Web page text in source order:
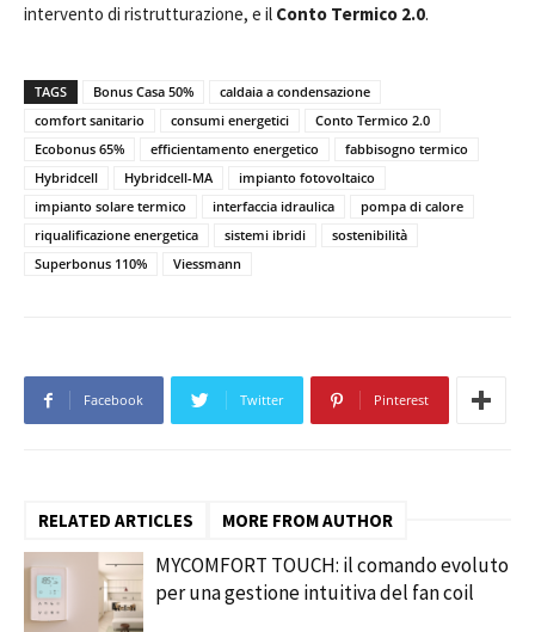
intervento di ristrutturazione, e il Conto Termico 2.0.
TAGS Bonus Casa 50%
caldaia a condensazione
comfort sanitario
consumi energetici
Conto Termico 2.0
Ecobonus 65%
efficientamento energetico
fabbisogno termico
Hybridcell
Hybridcell-MA
impianto fotovoltaico
impianto solare termico
interfaccia idraulica
pompa di calore
riqualificazione energetica
sistemi ibridi
sostenibilità
Superbonus 110%
Viessmann
Facebook Twitter Pinterest
RELATED ARTICLES MORE FROM AUTHOR
MYCOMFORT TOUCH: il comando evoluto
per una gestione intuitiva del fan coil